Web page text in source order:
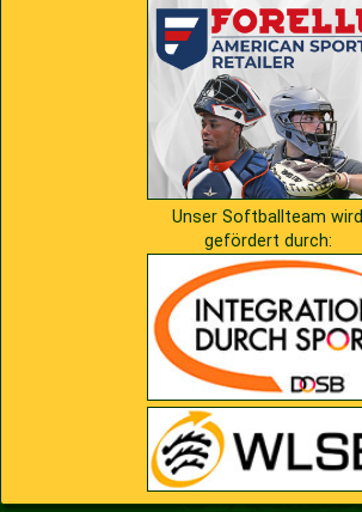
Unser Softballteam wird
gefördert durch:
Saison 2009